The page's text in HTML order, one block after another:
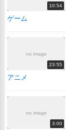
10:54
ゲーム
no image
23:55
アニメ
no image
3:00